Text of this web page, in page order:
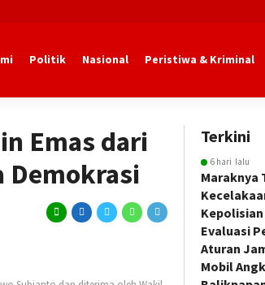
Politik Nasional Peristiwa & Kriminal
Emas dari
Demokrasi
Terkini
6 hari lalu
Maraknya
Evaluasi
Aturan
Mobil